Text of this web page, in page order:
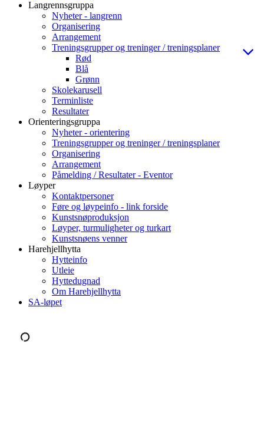
Langrennsgruppa
Nyheter - langrenn
Organisering
Arrangement
Treningsgrupper og treninger / treningsplaner
Rød
Blå
Grønn
Skolekarusell
Terminliste
Resultater
Orienteringsgruppa
Nyheter - orientering
Treningsgrupper og treninger / treningsplaner
Organisering
Arrangement
Påmelding / Resultater - Eventor
Løyper
Kontaktpersoner
Føre og løypeinfo - link forside
Kunstsnøproduksjon
Løyper, turmuligheter og turkart
Kunstsnøens venner
Harehjellhytta
Hytteinfo
Utleie
Hyttedugnad
Om Harehjellhytta
SA-løpet